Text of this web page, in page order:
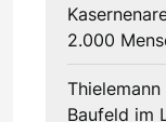
2.000
Baufeld im